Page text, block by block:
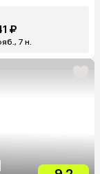
₽
7 н.